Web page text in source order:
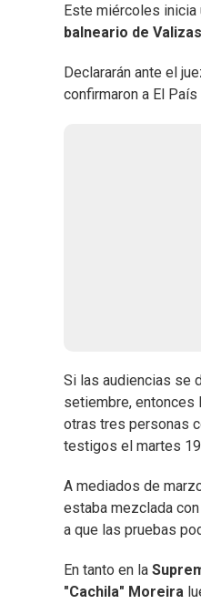
Este miércoles inicia
balneario de Valizas
Declararán ante el
confirmaron a El
Si las audiencias se
setiembre, entonces
otras tres personas
testigos el martes
A mediados de
estaba mezclada
a que las pruebas
En tanto en la
"Cachila" Moreira